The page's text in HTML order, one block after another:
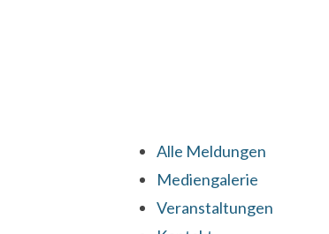
Alle Meldungen
Mediengalerie
Veranstaltungen